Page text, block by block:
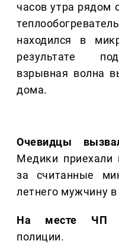
часов утра рядом
находился в
результате
взрывная волна
дома.
Очевидцы
Медики приехали
за считанные
летнего мужчину
На месте ЧП
полиции.